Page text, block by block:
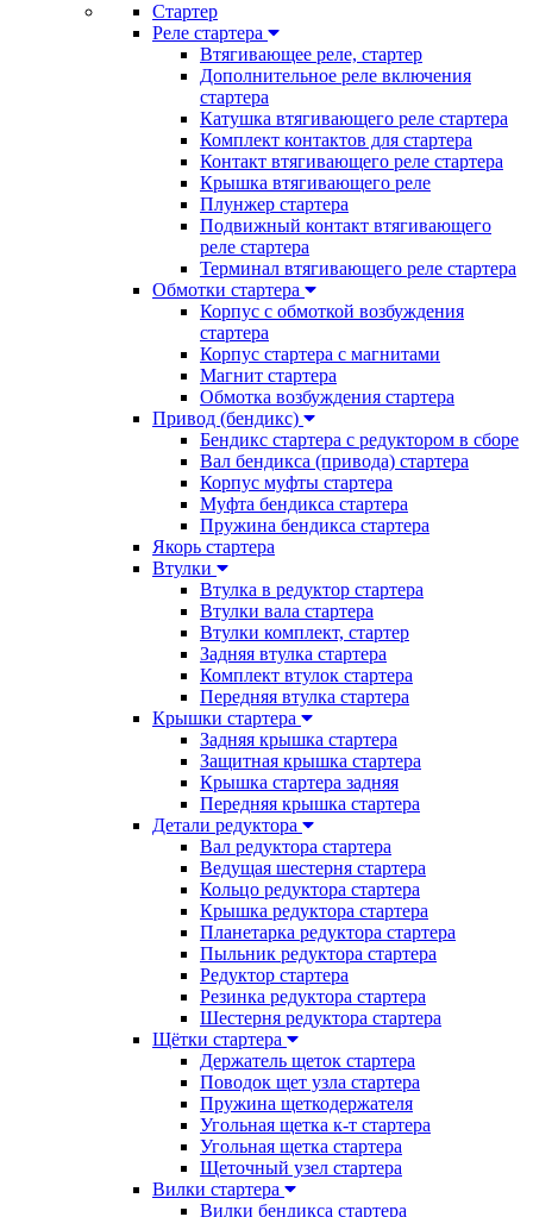
Стартер
Реле стартера
Втягивающее реле, стартер
Дополнительное реле включения
стартера
Катушка втягивающего реле стартера
Комплект контактов для стартера
Контакт втягивающего реле стартера
Крышка втягивающего реле
Плунжер стартера
Подвижный контакт втягивающего
реле стартера
Терминал втягивающего реле стартера
Обмотки стартера
Корпус с обмоткой возбуждения
стартера
Корпус стартера с магнитами
Магнит стартера
Обмотка возбуждения стартера
Привод (бендикс)
Бендикс стартера с редуктором в сборе
Вал бендикса (привода) стартера
Корпус муфты стартера
Муфта бендикса стартера
Пружина бендикса стартера
Якорь стартера
Втулки
Втулка в редуктор стартера
Втулки вала стартера
Втулки комплект, стартер
Задняя втулка стартера
Комплект втулок стартера
Передняя втулка стартера
Крышки стартера
Задняя крышка стартера
Защитная крышка стартера
Крышка стартера задняя
Передняя крышка стартера
Детали редуктора
Вал редуктора стартера
Ведущая шестерня стартера
Кольцо редуктора стартера
Крышка редуктора стартера
Планетарка редуктора стартера
Пыльник редуктора стартера
Редуктор стартера
Резинка редуктора стартера
Шестерня редуктора стартера
Щётки стартера
Держатель щеток стартера
Поводок щет узла стартера
Пружина щеткодержателя
Угольная щетка к-т стартера
Угольная щетка стартера
Щеточный узел стартера
Вилки стартера
Вилки бендикса стартера